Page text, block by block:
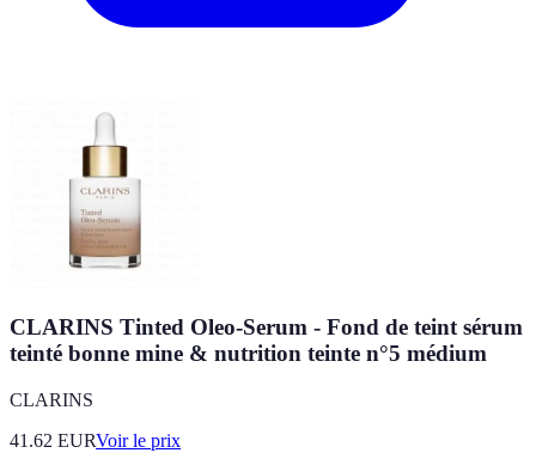
CLARINS Tinted Oleo-Serum - Fond de teint sérum
teinté bonne mine & nutrition teinte n°5 médium
CLARINS
41.62 EURVoir le prix